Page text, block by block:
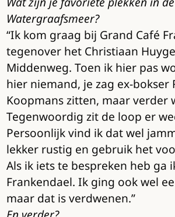
Watergraafsmeer?
“Ik kom graag bij Grand Café
tegenover het Christiaan
Middenweg. Toen ik hier pas
hier niemand, je zag ex-bokser
Koopmans zitten, maar verder
Tegenwoordig zit de loop er
Persoonlijk vind ik dat wel
lekker rustig en gebruik het
Als ik iets te bespreken heb ga
Frankendael. Ik ging ook wel
maar dat is verdwenen.”